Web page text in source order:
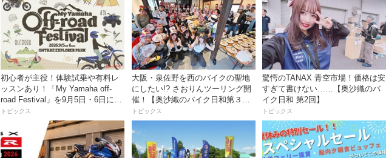
初心者が主役！体験試乗や有料レ
ッスンあり！「My Yamaha off-
road Festival」を9月5日・6日にオ
ンタケエクスプローラーパークで
トピックス
大阪・泉佐野を西のバイクの聖地
にしたい!? さおりんツーリング開
催！【奥沙織のバイク日和第３
回】
トピックス
驚愕のTANAX 青空市場！価格は安
すぎて書けない……【奥沙織のバ
イク日和 第2回】
トピックス